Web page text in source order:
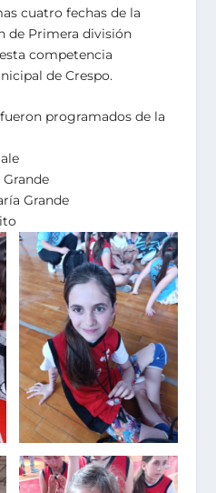
cuatro fechas de la
de Primera división
competencia
de Crespo.
programados de la
Grande